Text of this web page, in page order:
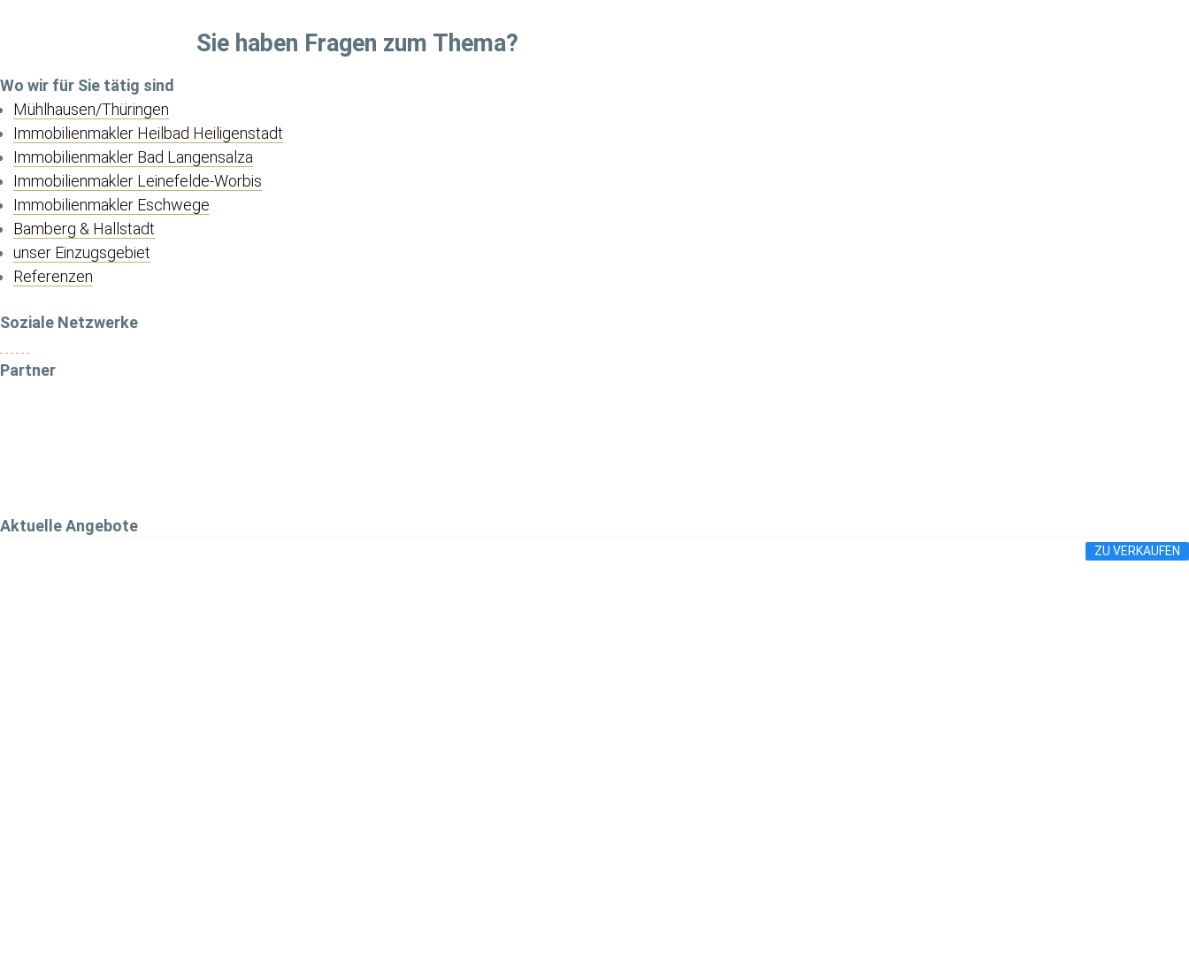
Sie haben Fragen zum Thema?
Wo wir für Sie tätig sind
Mühlhausen/Thüringen
Immobilienmakler Heilbad Heiligenstadt
Immobilienmakler Bad Langensalza
Immobilienmakler Leinefelde-Worbis
Immobilienmakler Eschwege
Bamberg & Hallstadt
unser Einzugsgebiet
Referenzen
Soziale Netzwerke
Partner
Aktuelle Angebote
ZU VERKAUFEN